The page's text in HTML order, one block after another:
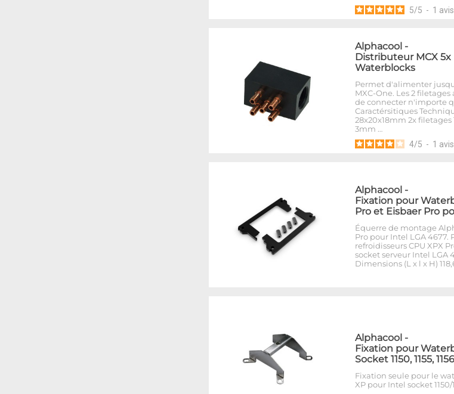
5/5 - 1 avis
Alphacool -
Distributeur MCX
Waterblocks
Permet d'alimenter
MXC-One. Les 2
de connecter n'importe
Caractérsitiques
28x20x18mm 2x
3mm …
4/5 - 1 avis
Alphacool -
Fixation pour
Pro et Eisbaer Pro
Équerre de montage
Pro pour Intel LGA
refroidisseurs CPU XPX
socket serveur Intel LGA
Dimensions (L x l x H)
Alphacool -
Fixation pour
Socket 1150, 1155, 1156
Fixation seule pour le
XP pour Intel socket 1150/